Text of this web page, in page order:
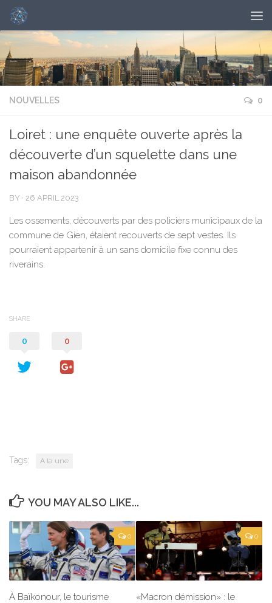
NOUVELLES 0
Loiret : une enquête ouverte après la
découverte d’un squelette dans une
maison abandonnée
BY · 26 APRIL 2023
Les ossements, découverts par des policiers municipaux de la
commune de Gien, étaient recouverts de sept vestes. Ils
pourraient appartenir à un sans domicile fixe connu des
riverains.
SHARE
0 0
Tags: A la une
YOU MAY ALSO LIKE...
0
À Baïkonour, le tourisme
0
«Macron démission» : le